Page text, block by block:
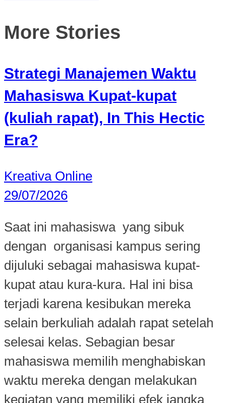
More Stories
Strategi Manajemen Waktu
Mahasiswa Kupat-kupat
(kuliah rapat), In This Hectic
Era?
Kreativa Online
29/07/2026
Saat ini mahasiswa yang sibuk
dengan organisasi kampus sering
dijuluki sebagai mahasiswa kupat-
kupat atau kura-kura. Hal ini bisa
terjadi karena kesibukan mereka
selain berkuliah adalah rapat setelah
selesai kelas. Sebagian besar
mahasiswa memilih menghabiskan
waktu mereka dengan melakukan
kegiatan yang memiliki efek jangka